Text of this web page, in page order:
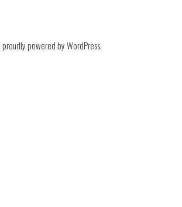
proudly powered by WordPress.